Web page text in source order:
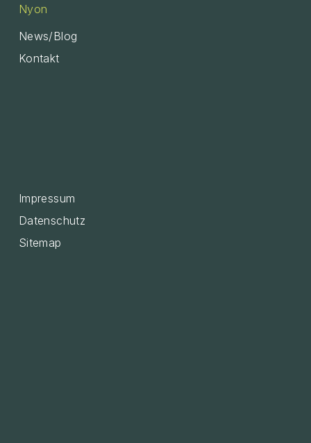
Nyon
News/Blog
Kontakt
Impressum
Datenschutz
Sitemap